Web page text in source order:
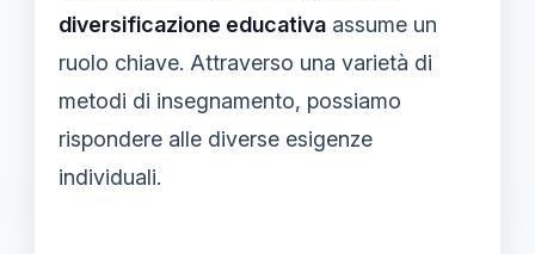
diversificazione educativa assume un
ruolo chiave. Attraverso una varietà di
metodi di insegnamento, possiamo
rispondere alle diverse esigenze
individuali.